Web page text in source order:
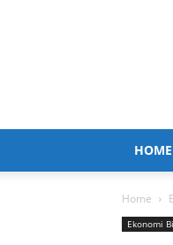
HOME
Home
Ekonomi